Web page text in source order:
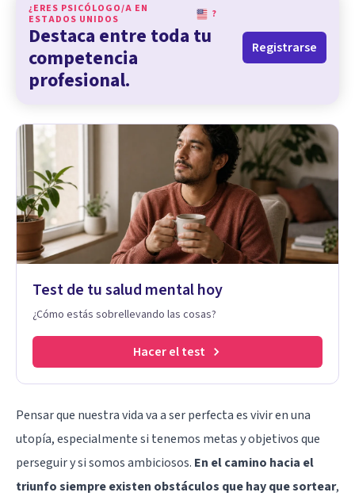
¿ERES PSICÓLOGO/A EN
ESTADOS UNIDOS
?
Destaca entre toda tu
competencia
profesional.
Registrarse
Test de tu salud mental hoy
¿Cómo estás sobrellevando las cosas?
Hacer el test
Pensar que nuestra vida va a ser perfecta es vivir en una
utopía, especialmente si tenemos metas y objetivos que
perseguir y si somos ambiciosos. En el camino hacia el
triunfo siempre existen obstáculos que hay que sortear,